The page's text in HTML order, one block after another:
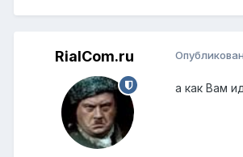
RialCom.ru
а как Вам